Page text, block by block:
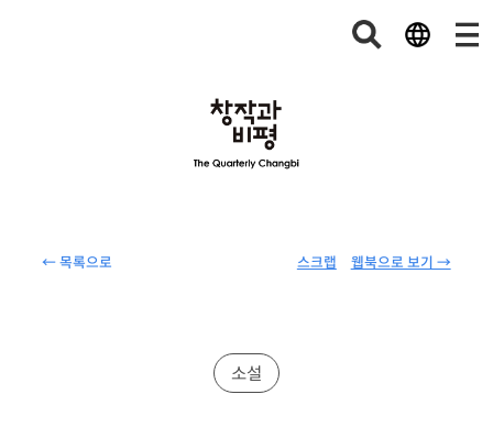
← 목록으로 웹북으로 보기 →
스크랩
소설